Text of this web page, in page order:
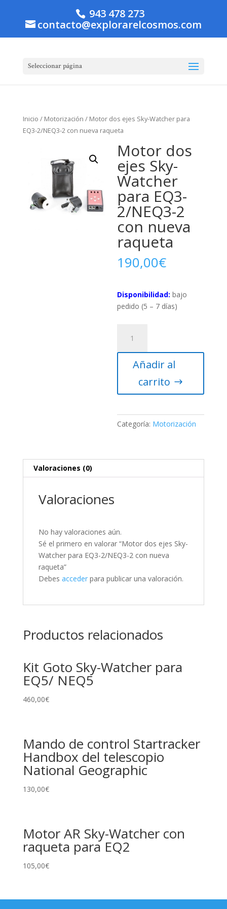
943 478 273
contacto@explorarelcosmos.com
Seleccionar página
Inicio / Motorización / Motor dos ejes Sky-Watcher para
EQ3-2/NEQ3-2 con nueva raqueta
Motor dos
ejes Sky-
Watcher
para EQ3-
2/NEQ3-2
con nueva
raqueta
190,00€
Disponibilidad: bajo
pedido (5 – 7 días)
ejes
2
raqueta
Añadir al
carrito
Categoría: Motorización
Valoraciones (0)
Valoraciones
No hay valoraciones aún.
Sé el primero en valorar “Motor dos ejes Sky-
Watcher para EQ3-2/NEQ3-2 con nueva
raqueta”
Debes accederpara publicar una valoración.
Productos relacionados
Kit Goto Sky-Watcher para
EQ5/ NEQ5
460,00€
Mando de control Startracker
Handbox del telescopio
National Geographic
130,00€
Motor AR Sky-Watcher con
raqueta para EQ2
105,00€